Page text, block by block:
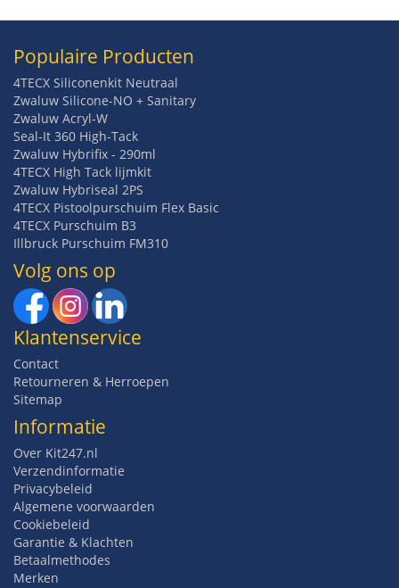
Populaire Producten
4TECX Siliconenkit Neutraal
Zwaluw Silicone-NO + Sanitary
Zwaluw Acryl-W
Seal-It 360 High-Tack
Zwaluw Hybrifix - 290ml
4TECX High Tack lijmkit
Zwaluw Hybriseal 2PS
4TECX Pistoolpurschuim Flex Basic
4TECX Purschuim B3
Illbruck Purschuim FM310
Volg ons op
Klantenservice
Contact
Retourneren & Herroepen
Sitemap
Informatie
Over Kit247.nl
Verzendinformatie
Privacybeleid
Algemene voorwaarden
Cookiebeleid
Garantie & Klachten
Betaalmethodes
Merken